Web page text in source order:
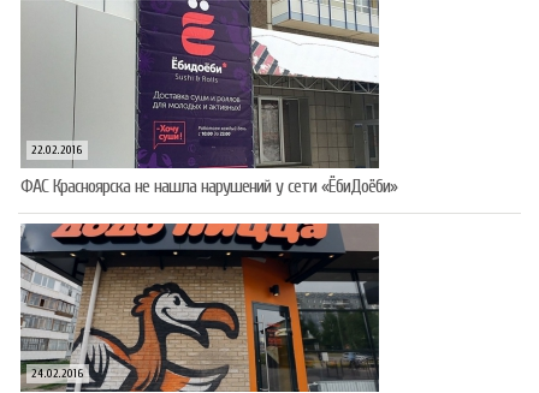
22.02.2016
ФАС Красноярска не нашла нарушений у сети «ЁбиДоёби»
24.02.2016